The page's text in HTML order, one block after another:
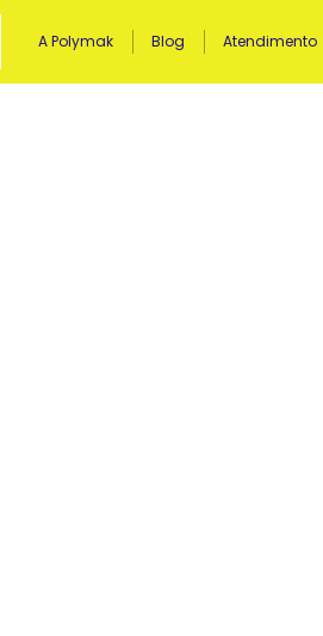
A Polymak Blog Atendimento